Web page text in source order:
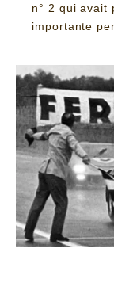
n° 2 qui avait
importante